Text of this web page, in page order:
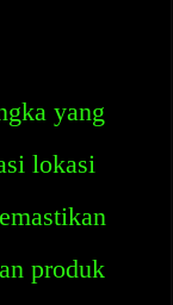
yang
lokasi
produk